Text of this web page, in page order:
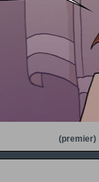
(premier)